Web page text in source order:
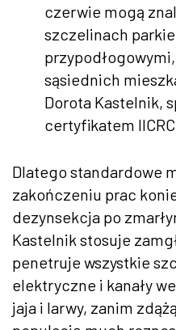
czerwie mogą
szczelinach
sąsiednich
Dorota Kastelnik,
certyfikatem IICRC.
Dlatego standardowe
zakończeniu prac
dezynsekcja po
Kastelnik stosuje
penetruje wszystkie
elektryczne i kanały
jaja i larwy, zanim